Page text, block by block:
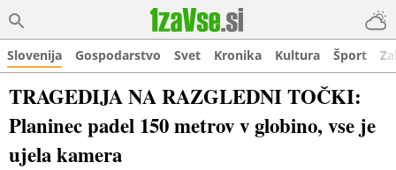
Slovenija Gospodarstvo Svet Kronika Kultura Šport
TRAGEDIJA NA RAZGLEDNI TOČKI:
Planinec padel 150 metrov v globino, vse je
ujela kamera